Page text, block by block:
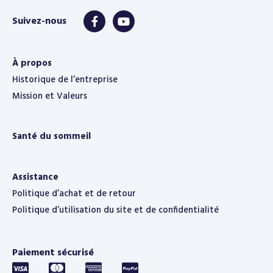
À propos
Historique de l’entreprise
Mission et Valeurs
Santé du sommeil
Assistance
Politique d’achat et de retour
Politique d’utilisation du site et de confidentialité
Paiement sécurisé